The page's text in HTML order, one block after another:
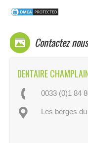
Contactez nous
DENTAIRE
0033 (0)1 84
Les berges